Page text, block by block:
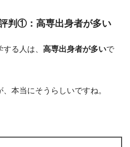
判①：高専出身者が多い
る人は、 高専出身者が多いで
本当にそうらしいですね。